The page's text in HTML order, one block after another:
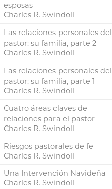
esposas
Charles R. Swindoll
Las relaciones personales del
pastor: su familia, parte 2
Charles R. Swindoll
Las relaciones personales del
pastor: su familia, parte 1
Charles R. Swindoll
Cuatro áreas claves de
relaciones para el pastor
Charles R. Swindoll
Riesgos pastorales de fe
Charles R. Swindoll
Una Intervención Navideña
Charles R. Swindoll